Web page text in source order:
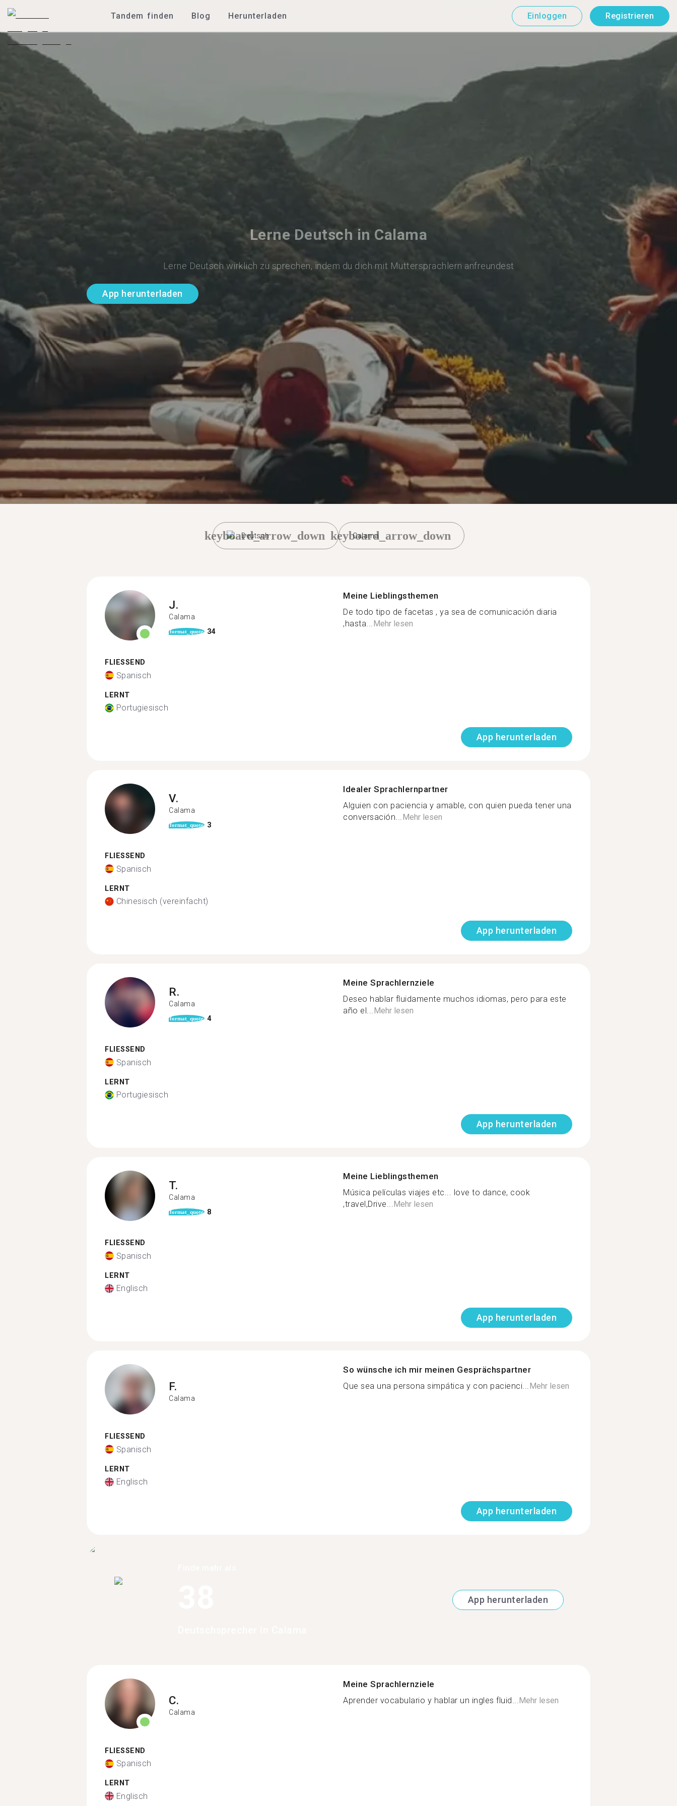
Tandem finden Blog Herunterladen Einloggen Registrieren
Lerne Deutsch in Calama
Lerne Deutsch wirklich zu sprechen, indem du dich mit Muttersprachlern anfreundest
App herunterladen
Deutsch
keyboard_arrow_down Calama
keyboard_arrow_down
J.
Calama
format_quote 34
FLIESSEND
Spanisch
LERNT
Portugiesisch
Meine Lieblingsthemen
De todo tipo de facetas , ya sea de comunicación diaria
,hasta...Mehr lesen
App herunterladen
V.
Calama
format_quote 3
FLIESSEND
Spanisch
LERNT
Chinesisch (vereinfacht)
Idealer Sprachlernpartner
Alguien con paciencia y amable, con quien pueda tener una
conversación...Mehr lesen
App herunterladen
R.
Calama
format_quote 4
FLIESSEND
Spanisch
LERNT
Portugiesisch
Meine Sprachlernziele
Deseo hablar fluidamente muchos idiomas, pero para este
año el...Mehr lesen
App herunterladen
T.
Calama
format_quote 8
FLIESSEND
Spanisch
LERNT
Englisch
Meine Lieblingsthemen
Música películas viajes etc... love to dance, cook
,travel,Drive...Mehr lesen
App herunterladen
F.
Calama
FLIESSEND
Spanisch
LERNT
Englisch
So wünsche ich mir meinen Gesprächspartner
Que sea una persona simpática y con pacienci...Mehr lesen
App herunterladen
App herunterladen
C.
Calama
FLIESSEND
Spanisch
LERNT
Englisch
Meine Sprachlernziele
Aprender vocabulario y hablar un ingles fluid... Mehr lesen